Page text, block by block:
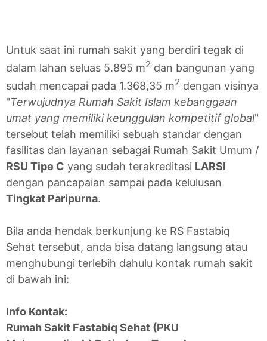
Untuk saat ini rumah sakit yang berdiri tegak di
dalam lahan seluas 5.895 m2 dan bangunan yang
sudah mencapai pada 1.368,35 m2 dengan visinya
"Terwujudnya Rumah Sakit Islam kebanggaan
umat yang memiliki keunggulan kompetitif global"
tersebut telah memiliki sebuah standar dengan
fasilitas dan layanan sebagai Rumah Sakit Umum /
RSU Tipe C yang sudah terakreditasi LARSI
dengan pancapaian sampai pada kelulusan
Tingkat Paripurna.
Bila anda hendak berkunjung ke RS Fastabiq
Sehat tersebut, anda bisa datang langsung atau
menghubungi terlebih dahulu kontak rumah sakit
di bawah ini:
Info Kontak:
Rumah Sakit Fastabiq Sehat (PKU